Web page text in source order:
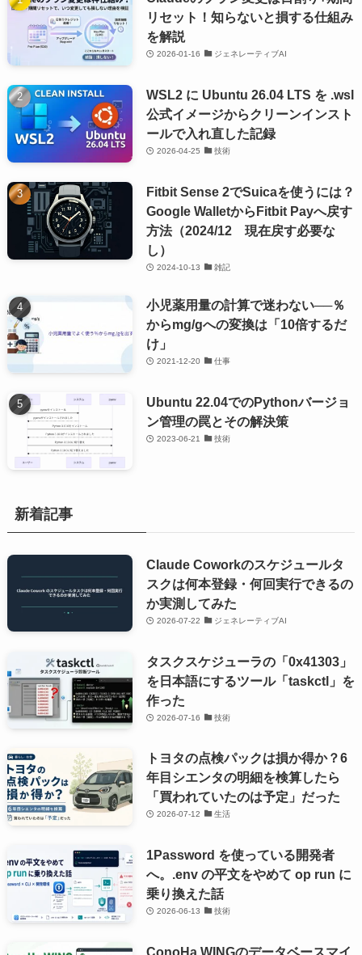
リセット！知らないと損する仕組み
を解説
2026-01-16 ジェネレーティブAI
WSL2 に Ubuntu 26.04 LTS を .wsl
公式イメージからクリーンインスト
ールで入れ直した記録
2026-04-25 技術
Fitbit Sense 2でSuicaを使うには？
Google WalletからFitbit Payへ戻す
方法（2024/12 現在戻す必要な
し）
2024-10-13 雑記
小児薬用量の計算で迷わない──％
からmg/gへの変換は「10倍するだ
け」
2021-12-20 仕事
Ubuntu 22.04でのPythonバージョ
ン管理の罠とその解決策
2023-06-21 技術
新着記事
Claude Coworkのスケジュールタ
スクは何本登録・何回実行できるの
か実測してみた
2026-07-22 ジェネレーティブAI
タスクスケジューラの「0x41303」
を日本語にするツール「taskctl」を
作った
2026-07-16 技術
トヨタの点検パックは損か得か？6
年目シエンタの明細を検算したら
「買われていたのは予定」だった
2026-07-12 生活
1Password を使っている開発者
へ。.env の平文をやめて op run に
乗り換えた話
2026-06-13 技術
ConoHa WINGのデータベースマイ